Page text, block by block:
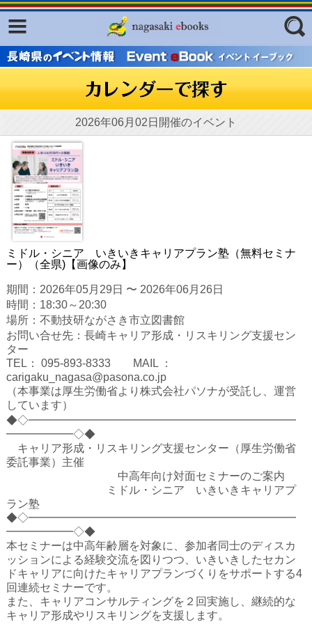
フリーワード
ジャンル
2026年06月02日開催のイベント
ミドル・シニア いきいきキャリアプラン塾（無料セミナ
ー）（全県)【画像のみ】
期間：2026年05月29日 〜 2026年06月26日
時間：18:30～20:30
場所：不動技研ながさき市立図書館
お問い合せ先：長崎キャリア形成・リスキリング支援セン
ター
TEL： 095-893-8333 MAIL ：
carigaku_nagasa@pasona.co.jp
（本事業は厚生労働省より株式会社パソナが受託し、運営
しています）
◆◇━━━━━━━━━━━━━━━━━━━━━━━━
━━━━━━◇◆
キャリア形成・リスキリング支援センター（厚生労働省
委託事業）主催
中高年向け対面セミナーのご案内
ミドル・シニア いきいきキャリアプ
ラン塾
◆◇━━━━━━━━━━━━━━━━━━━━━━━━
━━━━━━◇◆
本セミナーは中高年齢層を対象に、参加者同士のディスカ
ッションによる経験交流を図りつつ、いきいきしたセカン
ドキャリアに向けたキャリアプランづくりをサポートする4
回連続セミナーです。
また、キャリアコンサルティングを２回実施し、継続的な
キャリア形成やリスキリングを支援します。
Facebook
ふくいろキラリプロジェクト
東京観光デジタルパンフレットギャ
ラリー（TOKYO Brochures）
復興応援企画
はじめてご利用される方へ
コンテンツ
広報誌ナビ
明治日本の産業革命遺産
長崎と天草地方の潜伏キリシタン
関連遺産
大学・専門学校ナビ
ハイスクールナビ
小・中学校ナビ
いきebooks
ながよebooks
ごとうebooks
おおむらebooks
みなみしまばらebooks
はさみebooks
ながさき市ebooks
さいかいイーブックス
長崎MICE観光マップ